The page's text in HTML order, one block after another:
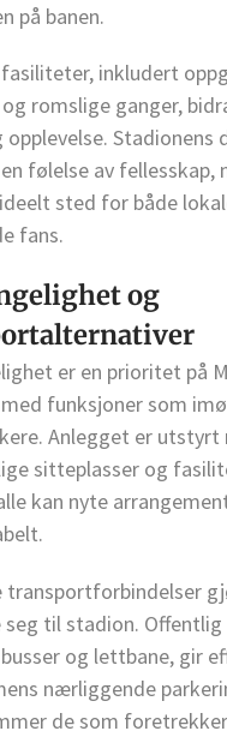
på banen.
inkludert
romslige ganger,
opplevelse. Stadionens
følelse av fellesskap,
sted for både
fans.
og
er en prioritet på
funksjoner som
Anlegget er utstyrt
sitteplasser og
kan nyte
transportforbindelser
seg til stadion.
og lettbane, gir
nærliggende
de som